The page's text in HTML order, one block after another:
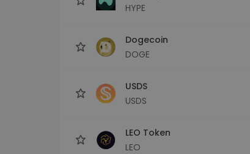
HYPE
Dogecoin
DOGE
USDS
USDS
LEO Token
LEO